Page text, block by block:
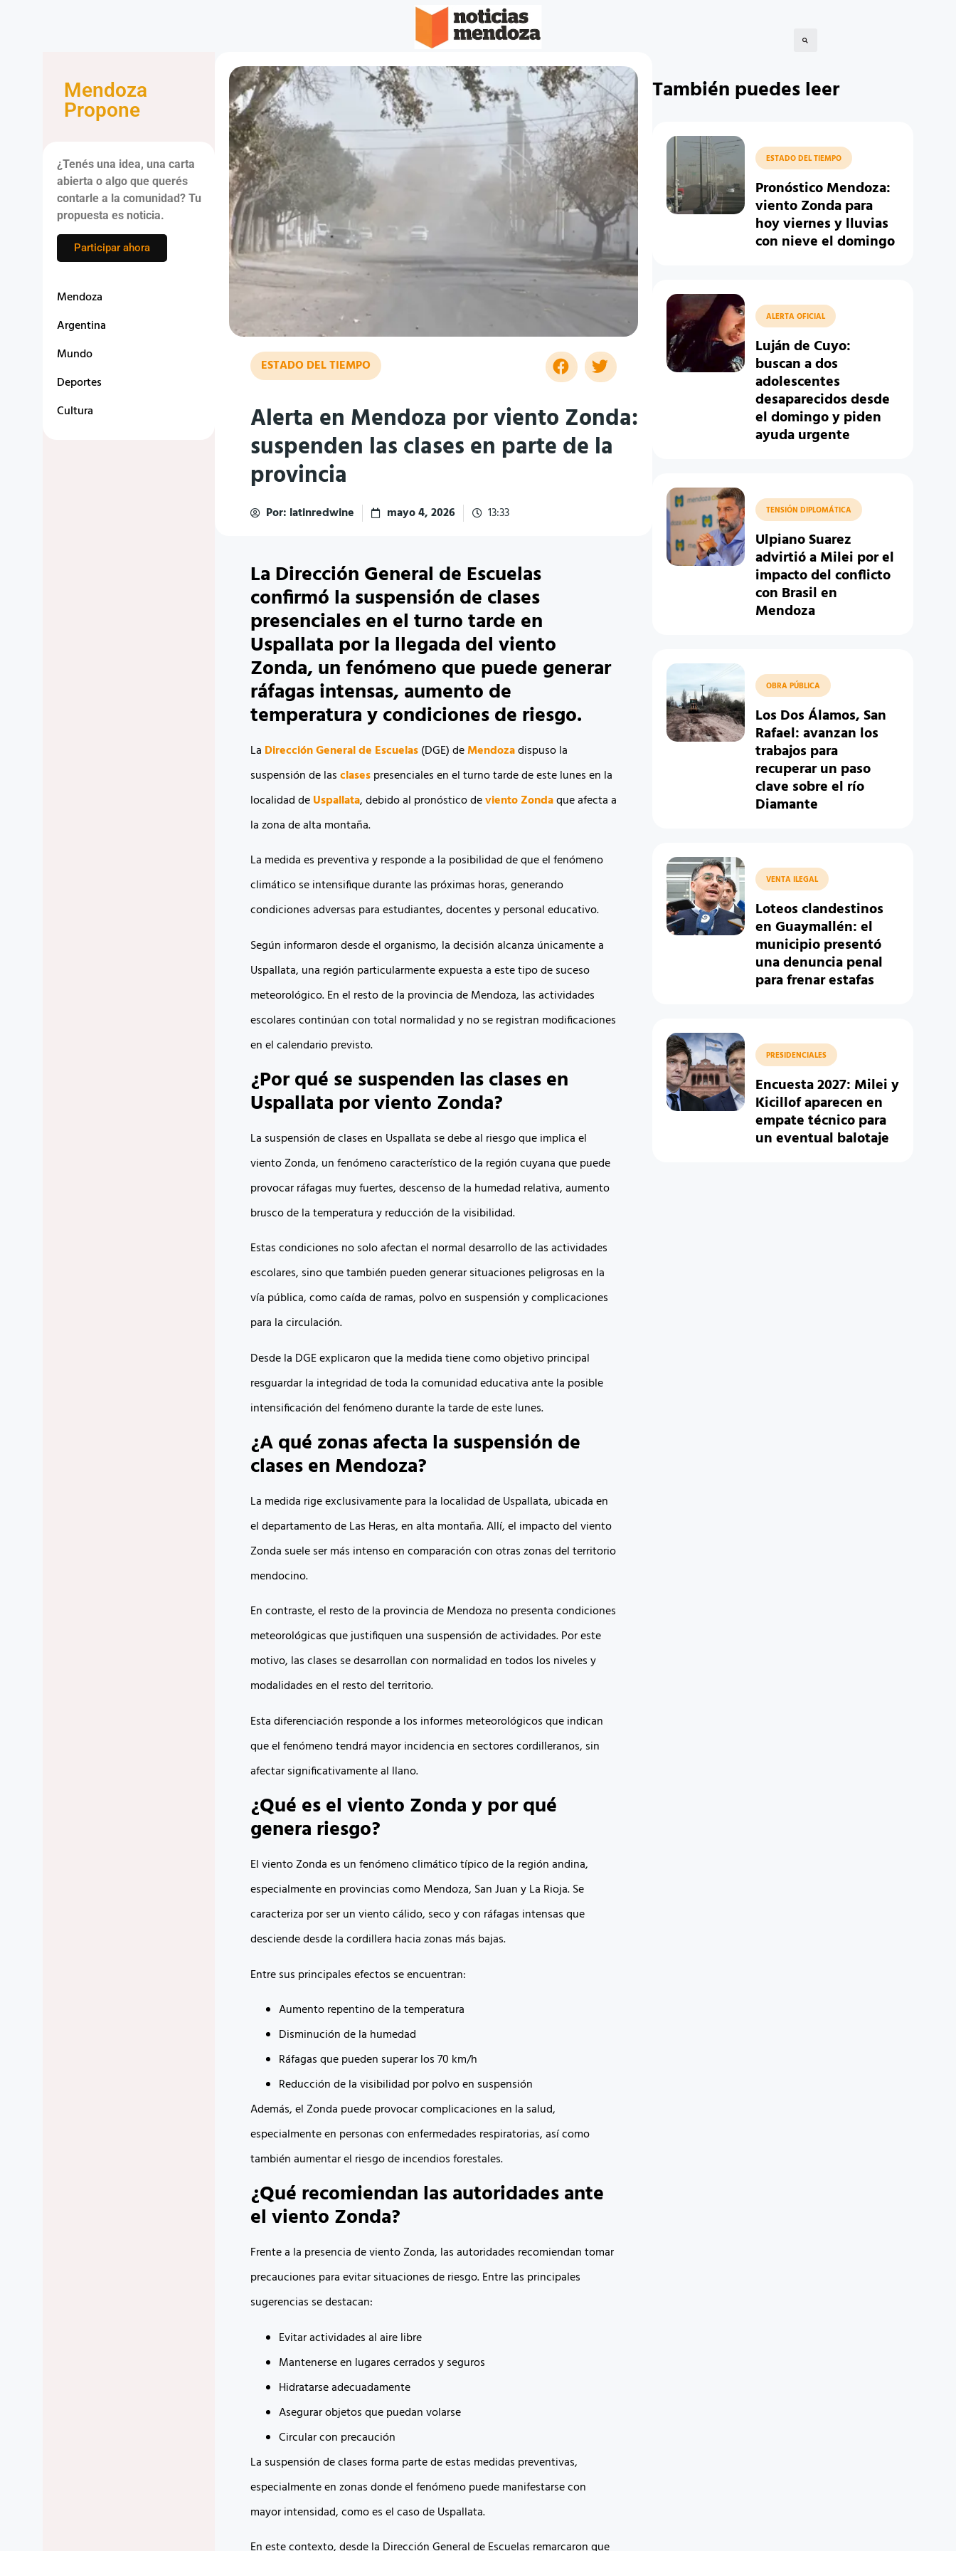
Mendoza
Propone
¿Tenés una idea, una carta
abierta o algo que querés
contarle a la comunidad? Tu
propuesta es noticia.
Participar ahora
Mendoza
Argentina
Mundo
Deportes
Cultura
ESTADO DEL TIEMPO
Alerta en Mendoza por viento Zonda:
suspenden las clases en parte de la
provincia
Por: latinredwine mayo 4, 2026 13:33
La Dirección General de Escuelas
confirmó la suspensión de clases
presenciales en el turno tarde en
Uspallata por la llegada del viento
Zonda, un fenómeno que puede generar
ráfagas intensas, aumento de
temperatura y condiciones de riesgo.
La Dirección General de Escuelas(DGE) deMendozadispuso la
suspensión de lasclasespresenciales en el turno tarde de este lunes en la
localidad deUspallata, debido al pronóstico deviento Zondaque afecta a
la zona de alta montaña.
La medida es preventiva y responde a la posibilidad de que el fenómeno
climático se intensifique durante las próximas horas, generando
condiciones adversas para estudiantes, docentes y personal educativo.
Según informaron desde el organismo, la decisión alcanza únicamente a
Uspallata, una región particularmente expuesta a este tipo de suceso
meteorológico. En el resto de la provincia de Mendoza, las actividades
escolares continúan con total normalidad y no se registran modificaciones
en el calendario previsto.
¿Por qué se suspenden las clases en
Uspallata por viento Zonda?
La suspensión de clases en Uspallata se debe al riesgo que implica el
viento Zonda, un fenómeno característico de la región cuyana que puede
provocar ráfagas muy fuertes, descenso de la humedad relativa, aumento
brusco de la temperatura y reducción de la visibilidad.
Estas condiciones no solo afectan el normal desarrollo de las actividades
escolares, sino que también pueden generar situaciones peligrosas en la
vía pública, como caída de ramas, polvo en suspensión y complicaciones
para la circulación.
Desde la DGE explicaron que la medida tiene como objetivo principal
resguardar la integridad de toda la comunidad educativa ante la posible
intensificación del fenómeno durante la tarde de este lunes.
¿A qué zonas afecta la suspensión de
clases en Mendoza?
La medida rige exclusivamente para la localidad de Uspallata, ubicada en
el departamento de Las Heras, en alta montaña. Allí, el impacto del viento
Zonda suele ser más intenso en comparación con otras zonas del territorio
mendocino.
En contraste, el resto de la provincia de Mendoza no presenta condiciones
meteorológicas que justifiquen una suspensión de actividades. Por este
motivo, las clases se desarrollan con normalidad en todos los niveles y
modalidades en el resto del territorio.
Esta diferenciación responde a los informes meteorológicos que indican
que el fenómeno tendrá mayor incidencia en sectores cordilleranos, sin
afectar significativamente al llano.
¿Qué es el viento Zonda y por qué
genera riesgo?
El viento Zonda es un fenómeno climático típico de la región andina,
especialmente en provincias como Mendoza, San Juan y La Rioja. Se
caracteriza por ser un viento cálido, seco y con ráfagas intensas que
desciende desde la cordillera hacia zonas más bajas.
Entre sus principales efectos se encuentran:
Aumento repentino de la temperatura
Disminución de la humedad
Ráfagas que pueden superar los 70 km/h
Reducción de la visibilidad por polvo en suspensión
Además, el Zonda puede provocar complicaciones en la salud,
especialmente en personas con enfermedades respiratorias, así como
también aumentar el riesgo de incendios forestales.
¿Qué recomiendan las autoridades ante
el viento Zonda?
Frente a la presencia de viento Zonda, las autoridades recomiendan tomar
precauciones para evitar situaciones de riesgo. Entre las principales
sugerencias se destacan:
Evitar actividades al aire libre
Mantenerse en lugares cerrados y seguros
Hidratarse adecuadamente
Asegurar objetos que puedan volarse
Circular con precaución
La suspensión de clases forma parte de estas medidas preventivas,
especialmente en zonas donde el fenómeno puede manifestarse con
mayor intensidad, como es el caso de Uspallata.
También puedes leer
ESTADO DEL TIEMPO
Pronóstico Mendoza:
viento Zonda para
hoy viernes y lluvias
con nieve el domingo
ALERTA OFICIAL
Luján de Cuyo:
buscan a dos
adolescentes
desaparecidos desde
el domingo y piden
ayuda urgente
TENSIÓN DIPLOMÁTICA
Ulpiano Suarez
advirtió a Milei por el
impacto del conflicto
con Brasil en
Mendoza
OBRA PÚBLICA
Los Dos Álamos, San
Rafael: avanzan los
trabajos para
recuperar un paso
clave sobre el río
Diamante
VENTA ILEGAL
Loteos clandestinos
en Guaymallén: el
municipio presentó
una denuncia penal
para frenar estafas
PRESIDENCIALES
Encuesta 2027: Milei y
Kicillof aparecen en
empate técnico para
un eventual balotaje